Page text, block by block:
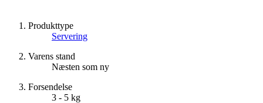
Produkttype
Servering
Varens stand
Næsten som ny
Forsendelse
3 - 5 kg